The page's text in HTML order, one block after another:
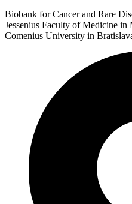
Biobank for Cancer and Rare
Jessenius Faculty of Medicine in
Comenius University in